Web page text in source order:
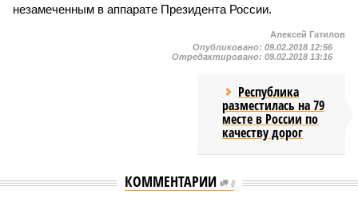
незамеченным в аппарате Президента России.
Алексей Гатилов
Опубликовано: 09.02.2018 12:56
Отредактировано: 09.02.2018 13:16
Республика
разместилась на 79
месте в России по
качеству дорог
КОММЕНТАРИИ 0